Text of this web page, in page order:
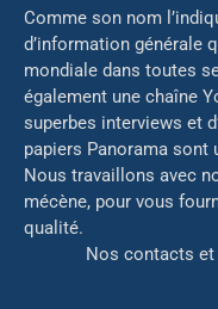
Comme son nom
d’information générale
mondiale dans toutes
également une chaîne
superbes interviews et
papiers Panorama sont
Nous travaillons avec
mécène, pour vous
qualité.
Nos contacts et